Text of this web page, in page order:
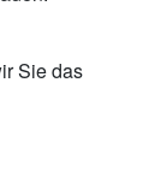
Sie das